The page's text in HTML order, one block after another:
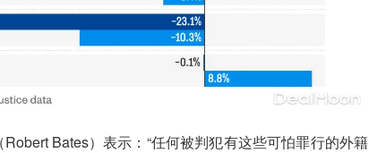
Bates）表示：“任何被判犯有这些可怕罪行的外籍